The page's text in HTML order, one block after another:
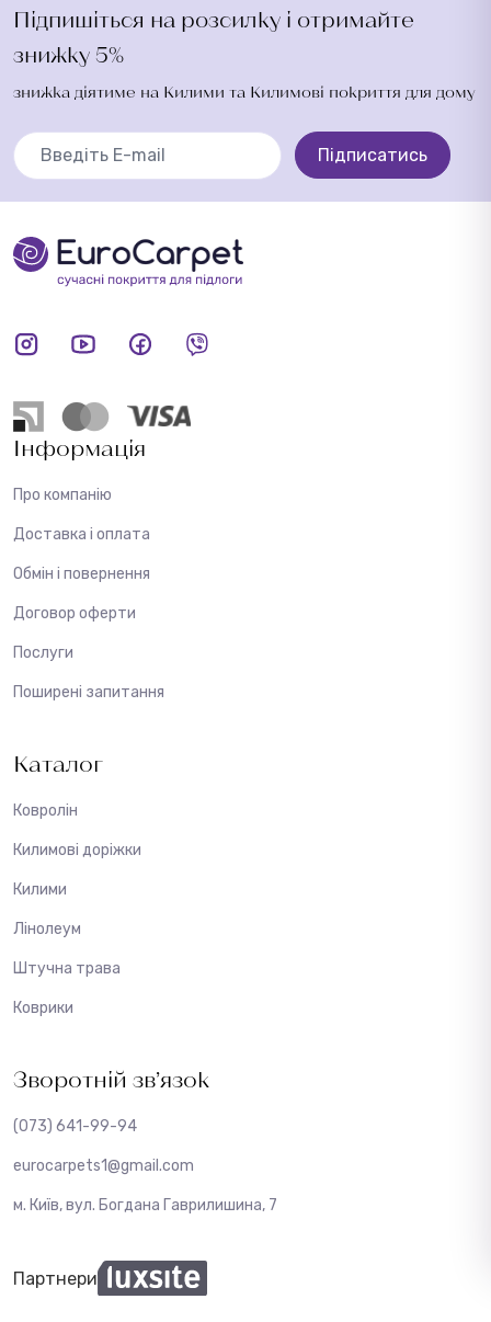
Підпишіться на розсилку і отримайте
знижку 5%
знижка діятиме на Килими та Килимові покриття для дому
Підписатись
Інформація
Про компанію
Доставка і оплата
Обмін і повернення
Договор оферти
Послуги
Поширені запитання
Каталог
Ковролін
Килимові доріжки
Килими
Лінолеум
Штучна трава
Коврики
Зворотній зв’язок
(073) 641-99-94
eurocarpets1@gmail.com
м. Київ, вул. Богдана Гаврилишина, 7
Партнери